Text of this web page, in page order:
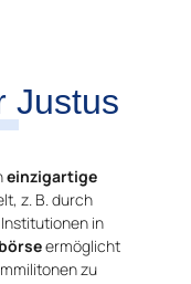
Justus
einzigartige
z. B. durch
in
ermöglicht
zu